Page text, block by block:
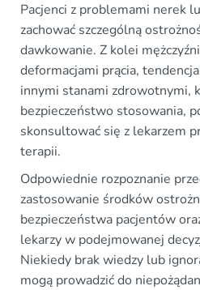
Pacjenci z problemami nerek
zachować szczególną
dawkowanie. Z kolei
deformacjami prącia,
innymi stanami zdrowotnymi,
bezpieczeństwo stosowania,
skonsultować się z lekarzem
terapii.
Odpowiednie rozpoznanie
zastosowanie środków
bezpieczeństwa pacjentów
lekarzy w podejmowanej
Niekiedy brak wiedzy lub
mogą prowadzić do